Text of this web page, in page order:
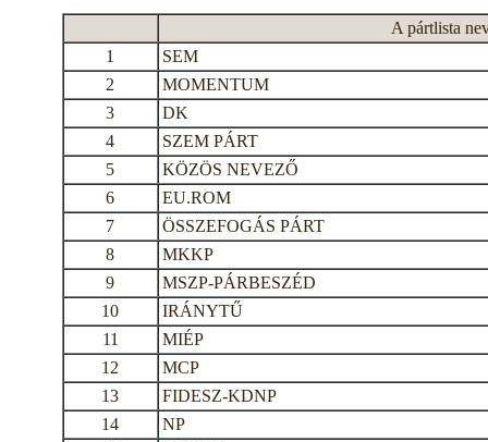
A pártlista
1
SEM
2
MOMENTUM
3
DK
4
SZEM PÁRT
5
KÖZÖS NEVEZŐ
6
EU.ROM
7
ÖSSZEFOGÁS PÁRT
8
MKKP
9
MSZP-PÁRBESZÉD
10
IRÁNYTŰ
11
MIÉP
12
MCP
13
FIDESZ-KDNP
14
NP